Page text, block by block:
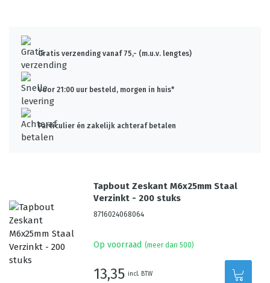
Gratis verzending vanaf 75,- (m.u.v. lengtes)
Voor 21:00 uur besteld, morgen in huis*
Particulier én zakelijk achteraf betalen
Tapbout Zeskant M6x25mm Staal
Verzinkt - 200 stuks
8716024068064
Op voorraad (meer dan 500)
13,35 incl. BTW